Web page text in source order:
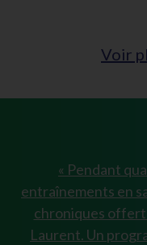
Voir
« Pendant
entraînements en
chroniques offert
Laurent. Un